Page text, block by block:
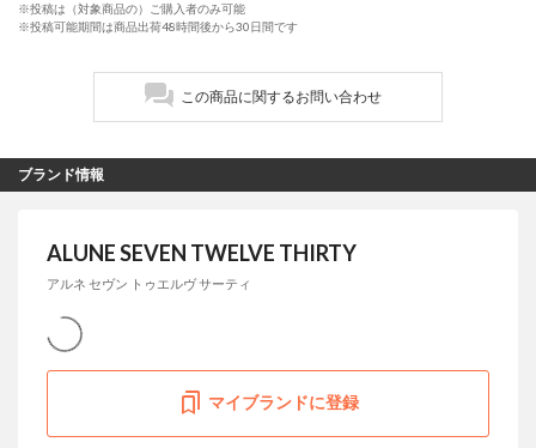
※投稿は（対象商品の）ご購入者のみ可能
※投稿可能期間は商品出荷48時間後から30日間です
この商品に関するお問い合わせ
ブランド情報
ALUNE SEVEN TWELVE THIRTY
アルネ セヴン トゥエルヴ サーティ
マイブランドに登録